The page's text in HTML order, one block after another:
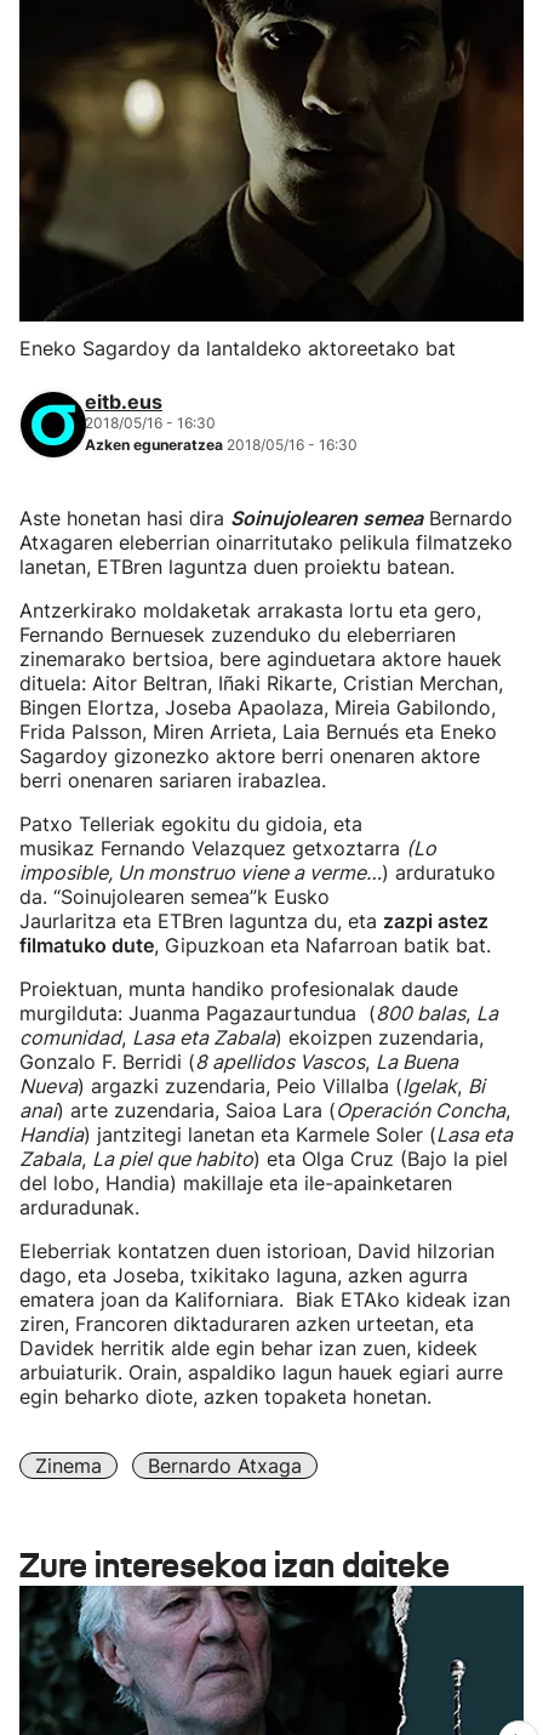
Eneko Sagardoy da lantaldeko aktoreetako bat
eitb.eus
2018/05/16 - 16:30
Azken eguneratzea 2018/05/16 - 16:30
Aste honetan hasi dira Soinujolearen semeaBernardo
Atxagaren eleberrian oinarritutako pelikula filmatzeko
lanetan, ETBren laguntza duen proiektu batean.
Antzerkirako moldaketak arrakasta lortu eta gero,
Fernando Bernuesek zuzenduko du eleberriaren
zinemarako bertsioa, bere aginduetara aktore hauek
dituela: Aitor Beltran, Iñaki Rikarte, Cristian Merchan,
Bingen Elortza, Joseba Apaolaza, Mireia Gabilondo,
Frida Palsson, Miren Arrieta, Laia Bernués eta Eneko
Sagardoy gizonezko aktore berri onenaren aktore
berri onenaren sariaren irabazlea.
Patxo Telleriak egokitu du gidoia, eta
musikaz Fernando Velazquez getxoztarra (Lo
imposible, Un monstruo viene a verme…) arduratuko
da. “Soinujolearen semea”k Eusko
Jaurlaritza eta ETBren laguntza du, eta zazpi astez
filmatuko dute, Gipuzkoan eta Nafarroan batik bat.
Proiektuan, munta handiko profesionalak daude
murgilduta: Juanma Pagazaurtundua (800 balas, La
comunidad, Lasa eta Zabala) ekoizpen zuzendaria,
Gonzalo F. Berridi (8 apellidos Vascos, La Buena
Nueva) argazki zuzendaria, Peio Villalba (Igelak, Bi
anai) arte zuzendaria, Saioa Lara (Operación Concha,
Handia) jantzitegi lanetan eta Karmele Soler (Lasa eta
Zabala, La piel que habito) eta Olga Cruz (Bajo la piel
del lobo, Handia) makillaje eta ile-apainketaren
arduradunak.
Eleberriak kontatzen duen istorioan, David hilzorian
dago, eta Joseba, txikitako laguna, azken agurra
ematera joan da Kaliforniara. Biak ETAko kideak izan
ziren, Francoren diktaduraren azken urteetan, eta
Davidek herritik alde egin behar izan zuen, kideek
arbuiaturik. Orain, aspaldiko lagun hauek egiari aurre
egin beharko diote, azken topaketa honetan.
Zinema Bernardo Atxaga
Zure interesekoa izan daiteke